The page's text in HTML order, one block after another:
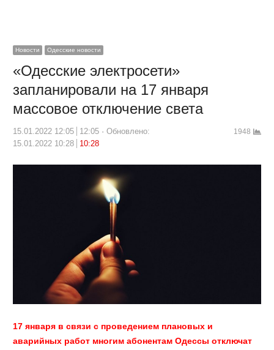
Новости Одесские новости
«Одесские электросети»
запланировали на 17 января
массовое отключение света
15.01.2022 12:05 12:05
Обновлено:
15.01.2022 10:28
10:28
1948
17 января в связи с проведением плановых и
аварийных работ многим абонентам Одессы отключат